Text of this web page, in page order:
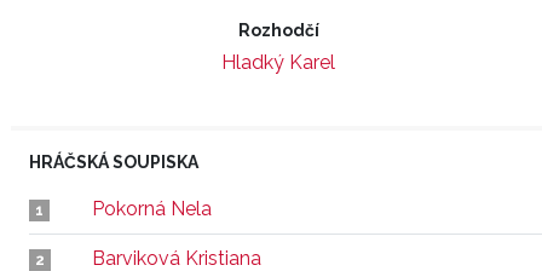
Rozhodčí
Hladký Karel
HRÁČSKÁ SOUPISKA
1 Pokorná Nela
2 Barviková Kristiana